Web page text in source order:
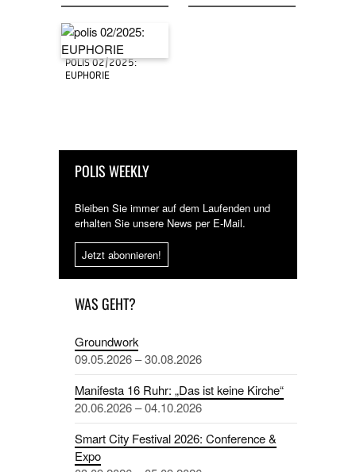
POLIS 02/2025:
EUPHORIE
POLIS WEEKLY
Bleiben Sie immer auf dem Laufenden und
erhalten Sie unsere News per E-Mail.
Jetzt abonnieren!
WAS GEHT?
Groundwork
09.05.2026 – 30.08.2026
Manifesta 16 Ruhr: „Das ist keine Kirche“
20.06.2026 – 04.10.2026
Smart City Festival 2026: Conference &
Expo